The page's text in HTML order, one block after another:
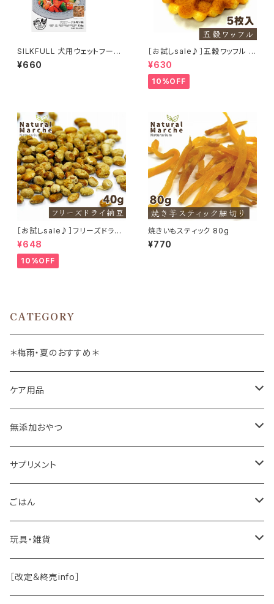
SILKFULL 犬用ウェットフード
チキン味 100g (シルクフル)
¥660
［お試しsale♪］五穀ワッフル 5
枚入り
¥630
10%OFF
［お試しsale♪］フリーズドライ
納豆 40g
¥648
10%OFF
焼きいもスティック 80g
¥770
CATEGORY
＊梅雨・夏のおすすめ＊
ケア用品
肉球バーム
ドッグソープ
保湿・除菌・虫除け
保湿剤
除菌
おくち・おめめ・おみみ
おくち
ブラシと雑貨
無添加おやつ
お肉
お魚
その他（乳製品・果物野菜）
Natural Marche
サプリメント
皮膚被毛
関節・骨
おめめ
ごはん
手作り補助
ウェット・お惣菜
玩具・雑貨
ノーズワーク・玩具
［改定＆終売info］